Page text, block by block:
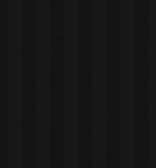
Ibiaçá!
Vende-se 🏡 de alto padrão.
Para quem busca qualidade de primeira,
conforto, cômodos planejados, estrutura
acima do padrão de construção.
180 mts de área construída
280 mts de terreno de esquina
Excelente posição solar! Área nobre da
cidade.
📍3 dormitórios (1 suíte e closet)
📍1 banheiro social, 1 lavabo
📍 sala, cozinha, área de serviço
📍 área de lazer com churrasqueira
📍2 ar condicionado
📍2 garagem
📍 valor sob consulta. Troca por casa em
Tapejara.
ℹ️ (54) 9950-9886